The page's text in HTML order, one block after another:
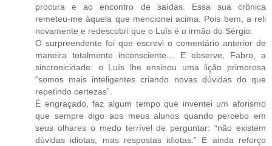
procura e ao encontro de saídas. Essa sua crônica
remeteu-me àquela que mencionei acima. Pois bem, a reli
novamente e redescobri que o Luís é o irmão do Sérgio.
O surpreendente foi que escrevi o comentário anterior de
maneira totalmente inconsciente… E observe, Fabro, a
sincronicidade: o Luís lhe ensinou uma lição primorosa
“somos mais inteligentes criando novas dúvidas do que
repetindo certezas”.
É engraçado, faz algum tempo que inventei um aforismo
que sempre digo aos meus alunos quando percebo em
seus olhares o medo terrível de perguntar: “não existem
dúvidas idiotas, mas respostas idiotas.” E ainda reforço